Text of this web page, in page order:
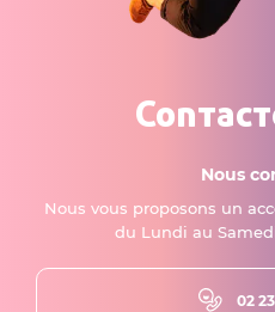
Nous
Nous vous proposons un
du Lundi au
02